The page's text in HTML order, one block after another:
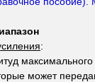
:
может